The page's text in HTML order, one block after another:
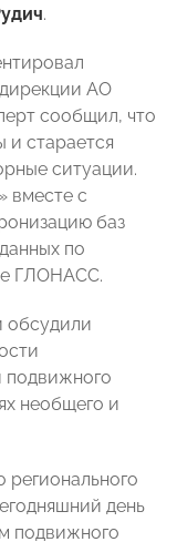
.
АО
сообщил, что
и старается
ситуации.
вместе с
баз
по
ГЛОНАСС.
обсудили
подвижного
необщего и
регионального
день
подвижного